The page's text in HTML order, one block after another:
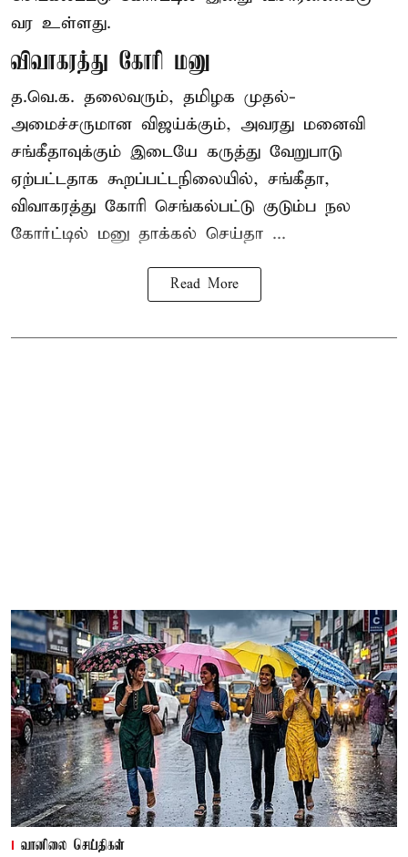
வர உள்ளது.
விவாகரத்து கோரி மனு
த.வெ.க. தலைவரும், தமிழக முதல்-
அமைச்சருமான விஜய்க்கும், அவரது மனைவி
சங்கீதாவுக்கும் இடையே கருத்து வேறுபாடு
ஏற்பட்டதாக கூறப்பட்டநிலையில், சங்கீதா,
விவாகரத்து கோரி செங்கல்பட்டு குடும்ப நல
கோர்ட்டில் மனு தாக்கல் செய்தா ...
Read More
வானிலை செய்திகள்